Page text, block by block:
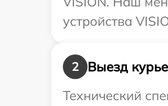
устройства
2
Выезд
Технический